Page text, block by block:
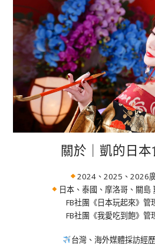
關於｜凱的日
2024、2025、2026
日本、泰國、摩洛哥、關島
FB社團《日本玩起來》管
FB社團《我愛吃到飽》管
台灣、海外媒體採訪經